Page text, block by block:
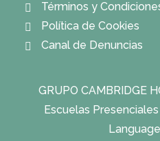
Términos y
Política de Cookies
Canal de Denuncias
GRUPO CAMBRIDGE
Escuelas Presenciales